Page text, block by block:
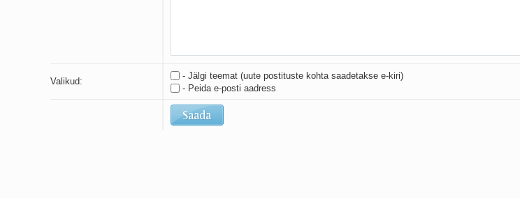
Valikud:
- Jälgi teemat (uute postituste kohta saadetakse e-kiri)
- Peida e-posti aadress